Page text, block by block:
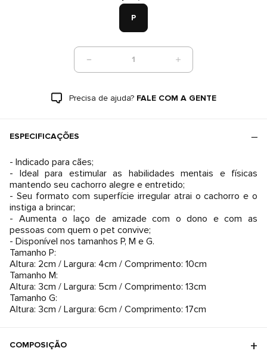
P
1
Precisa de ajuda? FALE COM A GENTE
ESPECIFICAÇÕES
- Indicado para cães;
- Ideal para estimular as habilidades mentais e físicas
mantendo seu cachorro alegre e entretido;
- Seu formato com superfície irregular atrai o cachorro e o
instiga a brincar;
- Aumenta o laço de amizade com o dono e com as
pessoas com quem o pet convive;
- Disponível nos tamanhos P, M e G.
Tamanho P:
Altura: 2cm / Largura: 4cm / Comprimento: 10cm
Tamanho M:
Altura: 3cm / Largura: 5cm / Comprimento: 13cm
Tamanho G:
Altura: 3cm / Largura: 6cm / Comprimento: 17cm
COMPOSIÇÃO